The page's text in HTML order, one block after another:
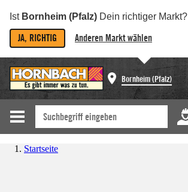
Ist Bornheim (Pfalz) Dein richtiger Markt?
JA, RICHTIG Anderen Markt wählen
Bornheim (Pfalz)
Startseite